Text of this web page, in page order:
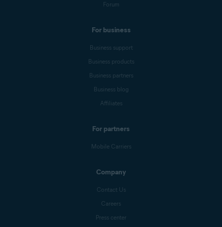
Forum
For business
Business support
Business products
Business partners
Business blog
Affiliates
For partners
Mobile Carriers
Company
Contact Us
Careers
Press center